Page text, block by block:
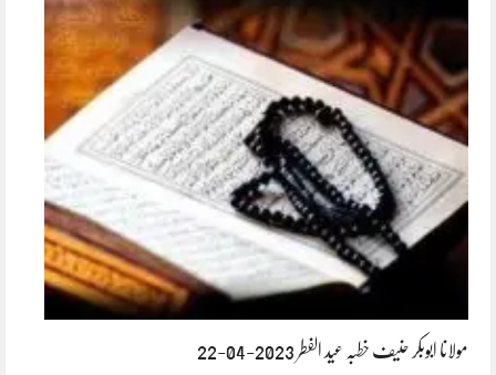
مولانا ابوبکر حنیف خطبہ عید الفطر 2023-04-22